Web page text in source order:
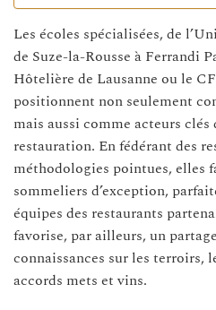
Les écoles spécialisées, de
de Suze-la-Rousse à Ferrandi
Hôtelière de Lausanne ou le
positionnent non seulement
mais aussi comme acteurs
restauration. En fédérant des
méthodologies pointues, elles
sommeliers d’exception,
équipes des restaurants
favorise, par ailleurs, un
connaissances sur les terroirs,
accords mets et vins.